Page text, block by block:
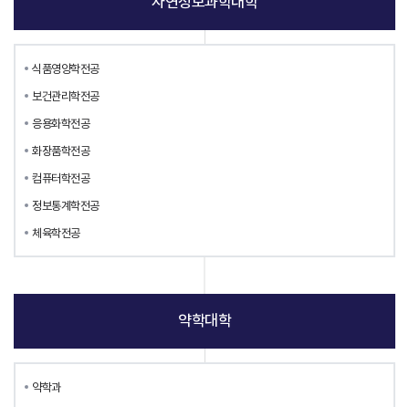
식품영양학전공
보건관리학전공
응용화학전공
화장품학전공
컴퓨터학전공
정보통계학전공
체육학전공
약학대학
약학과